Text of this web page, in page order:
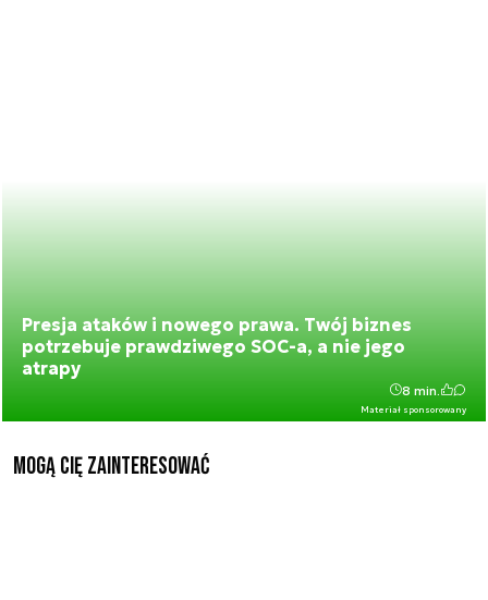
Presja ataków i nowego prawa. Twój biznes
potrzebuje prawdziwego SOC-a, a nie jego
atrapy
Materiał sponsorowany
8 min.
Mogą Cię zainteresować